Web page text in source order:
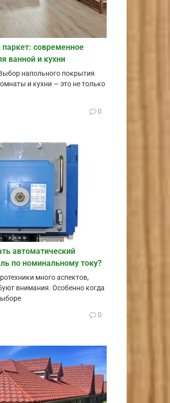
современное
ванной и кухни
напольного покрытия
и кухни — это не только
0
автоматический
по номинальному току?
много аспектов,
внимания. Особенно когда
0